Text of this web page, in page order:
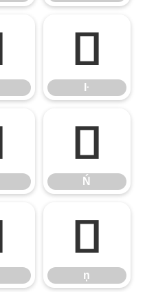
ŀ
ŀ
Ń
Ń
ņ
ņ